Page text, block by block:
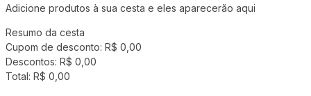
Adicione produtos à sua cesta e eles aparecerão aqui
Resumo da cesta
Cupom de desconto: R$ 0,00
Descontos: R$ 0,00
Total: R$ 0,00